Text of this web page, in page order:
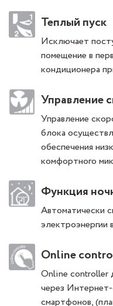
Теплый пуск
Исключает
помещение в
кондиционера
Управление
Управление
блока
обеспечения
комфортного
Функция
Автоматически
электроэнергии
Online
Online controller
через
смартфонов,